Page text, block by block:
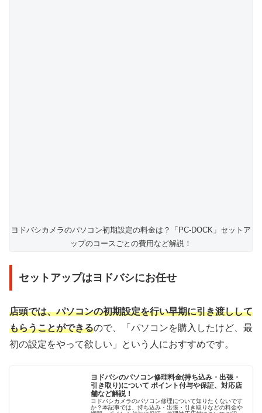
ヨドバシカメラのパソコン初期設定の料金は？「PC-DOCK」セットア
ップのコースごとの費用など解説！
セットアップはヨドバシにお任せ
店頭では、パソコンの初期設定を行い早期に引き渡しして
もらうことができるので、「パソコンを購入したけど、最
初の設定をやって欲しい」という人におすすめです。
ヨドバシのパソコン修理料金(持ち込み・出張・
引き取り)について ポイント付与や保証、対応店
舗など解説！
ヨドバシカメラのパソコン修理について知りたくないです
か？本記事では、持ち込み・出張・引き取りなどの料金や